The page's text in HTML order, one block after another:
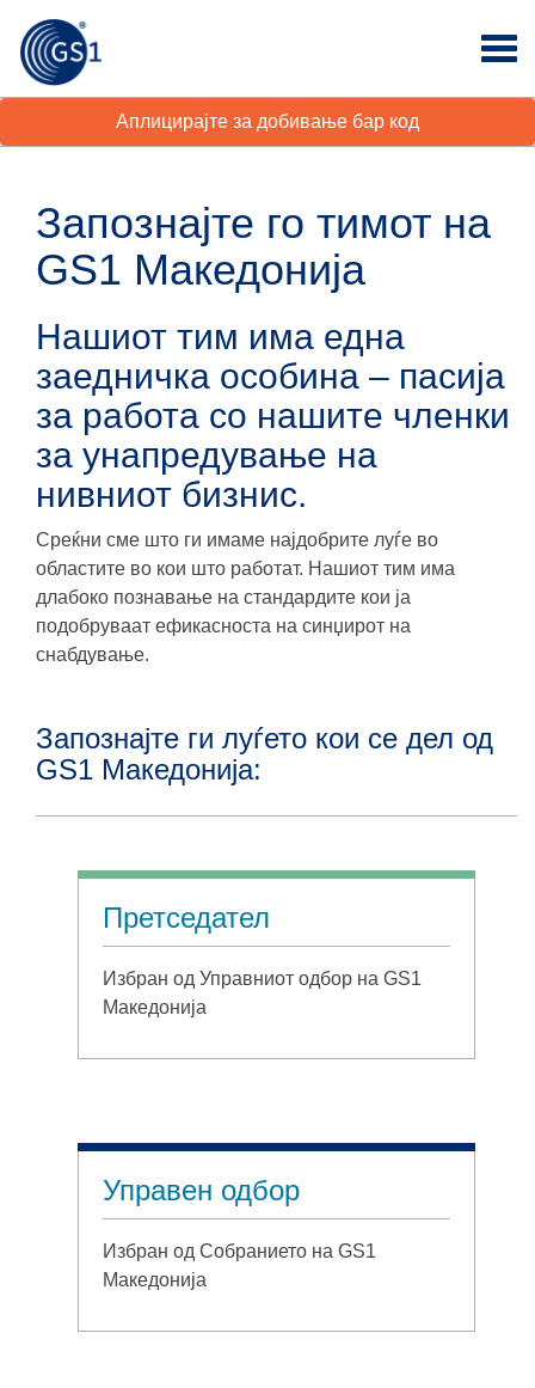
Аплицирајте за добивање бар код
Запознајте го тимот на
GS1 Македонија
Нашиот тим има една
заедничка особина – пасија
за работа со нашите членки
за унапредување на
нивниот бизнис.
Среќни сме што ги имаме најдобрите луѓе во
областите во кои што работат. Нашиот тим има
длабоко познавање на стандардите кои ја
подобруваат ефикасноста на синџирот на
снабдување.
Запознајте ги луѓето кои се дел од
GS1 Македонија:
Претседател
Избран од Управниот одбор на GS1
Македонија
Управен одбор
Избран од Собранието на GS1
Македонија